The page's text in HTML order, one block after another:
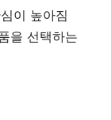
이 높아짐
을 선택하는